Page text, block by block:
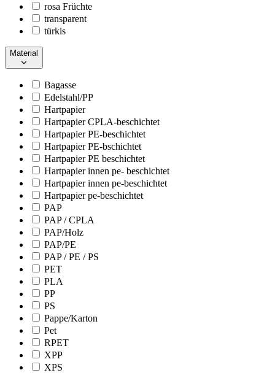
rosa Früchte
transparent
türkis
Material
Bagasse
Edelstahl/PP
Hartpapier
Hartpapier CPLA-beschichtet
Hartpapier PE-beschichtet
Hartpapier PE-bschichtet
Hartpapier PE beschichtet
Hartpapier innen pe- beschichtet
Hartpapier innen pe-beschichtet
Hartpapier pe-beschichtet
PAP
PAP / CPLA
PAP/Holz
PAP/PE
PAP / PE / PS
PET
PLA
PP
PS
Pappe/Karton
Pet
RPET
XPP
XPS